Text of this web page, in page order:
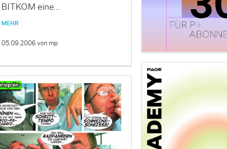
BITKOM eine…
MEHR
05.09.2006 von mp